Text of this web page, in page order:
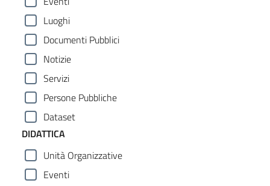
Luoghi
Documenti Pubblici
Notizie
Servizi
Persone Pubbliche
Dataset
DIDATTICA
Unità Organizzative
Eventi